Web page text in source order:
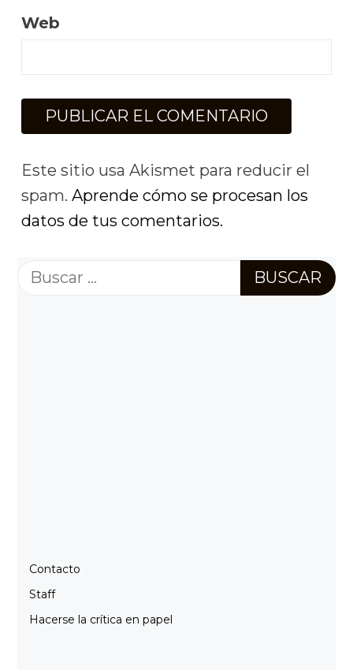
Web
Este sitio usa Akismet para reducir el
spam. Aprende cómo se procesan los
datos de tus comentarios.
Buscar:
Contacto
Staff
Hacerse la crítica en papel